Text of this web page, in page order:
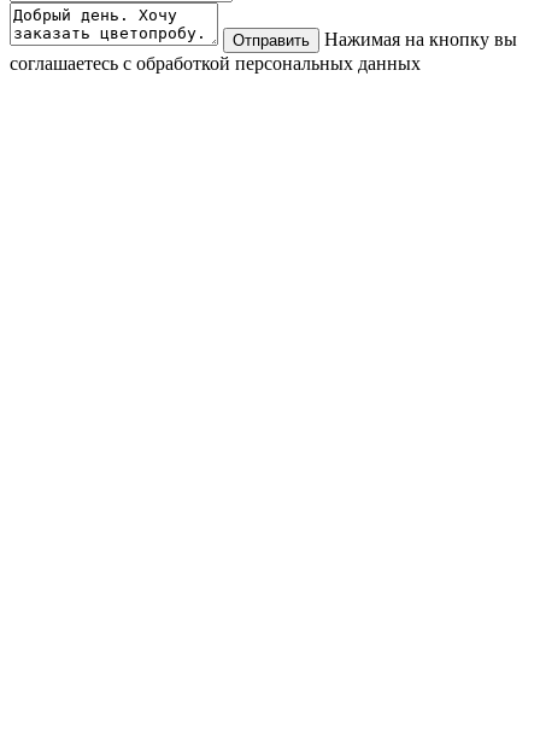
Отправить
Нажимая на кнопку вы
соглашаетесь с обработкой персональных данных